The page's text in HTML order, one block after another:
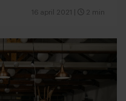
16 april 2021 2 min